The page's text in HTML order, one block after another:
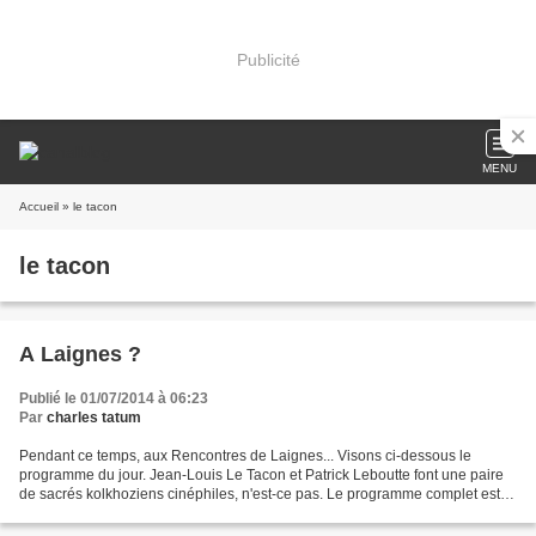
Publicité
MENU
Accueil » le tacon
le tacon
A Laignes ?
Publié le 01/07/2014 à 06:23
Par charles tatum
Pendant ce temps, aux Rencontres de Laignes... Visons ci-dessous le
programme du jour. Jean-Louis Le Tacon et Patrick Leboutte font une paire
de sacrés kolkhoziens cinéphiles, n'est-ce pas. Le programme complet est